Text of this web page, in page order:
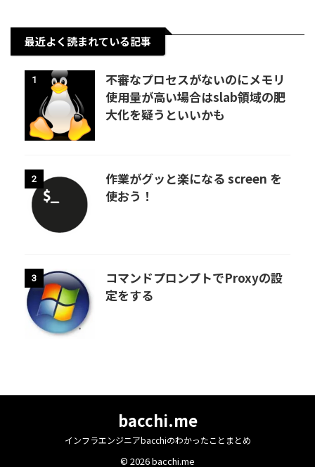
最近よく読まれている記事
1
不審なプロセスがないのにメモリ
使用量が高い場合はslab領域の肥
大化を疑うといいかも
2
作業がグッと楽になる screen を
使おう！
3
コマンドプロンプトでProxyの設
定をする
bacchi.me
インフラエンジニアbacchiのわかったことまとめ
© 2026 bacchi.me